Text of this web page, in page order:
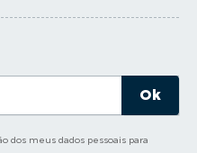
dos meus dados pessoais para